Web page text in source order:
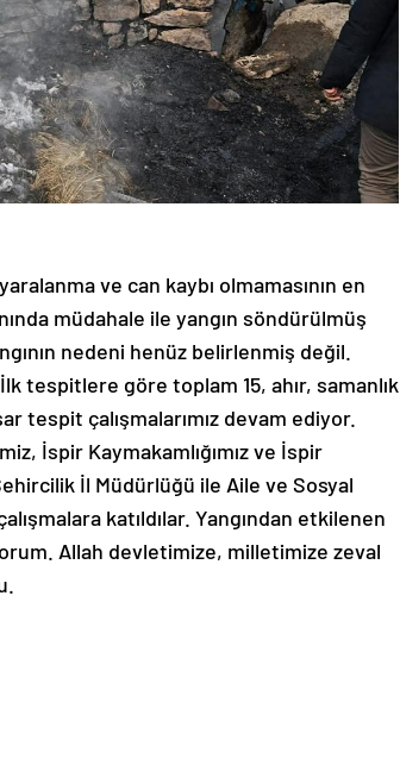
ve can kaybı olmamasının en
müdahale ile yangın söndürülmüş
nedeni henüz belirlenmiş değil.
tespitlere göre toplam 15, ahır, samanlık
tespit çalışmalarımız devam ediyor.
İspir Kaymakamlığımız ve İspir
İl Müdürlüğü ile Aile ve Sosyal
katıldılar. Yangından etkilenen
Allah devletimize, milletimize zeval